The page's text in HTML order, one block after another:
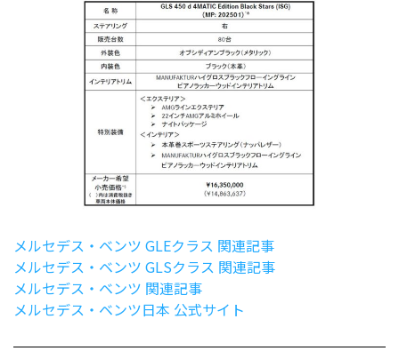
メルセデス・ベンツ GLEクラス 関連記事
メルセデス・ベンツ GLSクラス 関連記事
メルセデス・ベンツ 関連記事
メルセデス・ベンツ日本 公式サイト